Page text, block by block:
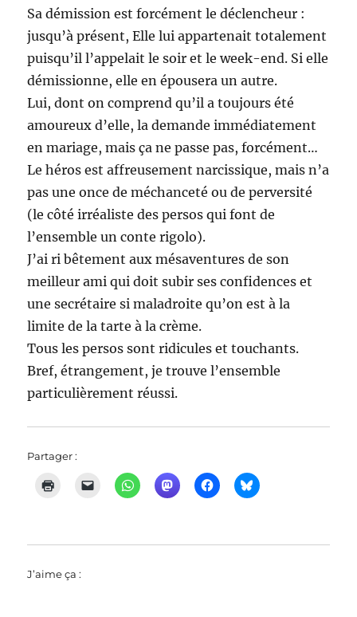
Sa démission est forcément le déclencheur :
jusqu’à présent, Elle lui appartenait totalement
puisqu’il l’appelait le soir et le week-end. Si elle
démissionne, elle en épousera un autre.
Lui, dont on comprend qu’il a toujours été
amoureux d’elle, la demande immédiatement
en mariage, mais ça ne passe pas, forcément…
Le héros est affreusement narcissique, mais n’a
pas une once de méchanceté ou de perversité
(le côté irréaliste des persos qui font de
l’ensemble un conte rigolo).
J’ai ri bêtement aux mésaventures de son
meilleur ami qui doit subir ses confidences et
une secrétaire si maladroite qu’on est à la
limite de la tarte à la crème.
Tous les persos sont ridicules et touchants.
Bref, étrangement, je trouve l’ensemble
particulièrement réussi.
Partager :
J’aime ça :